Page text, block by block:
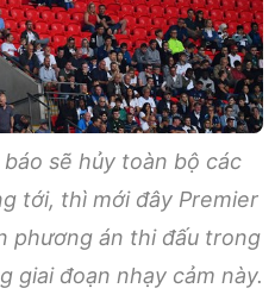
sẽ hủy toàn bộ các
tới, thì mới đây Premier
phương án thi đấu trong
giai đoạn nhạy cảm này.